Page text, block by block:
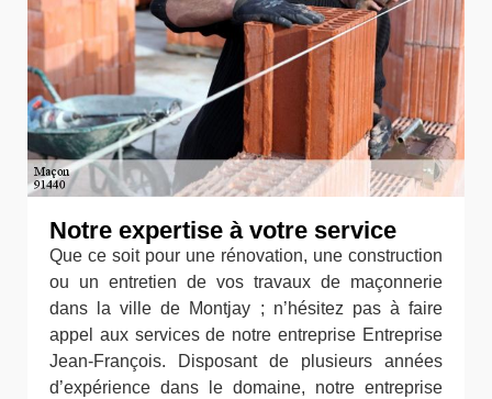
Notre expertise à votre service
Que ce soit pour une rénovation, une construction
ou un entretien de vos travaux de maçonnerie
dans la ville de Montjay ; n’hésitez pas à faire
appel aux services de notre entreprise Entreprise
Jean-François. Disposant de plusieurs années
d’expérience dans le domaine, notre entreprise